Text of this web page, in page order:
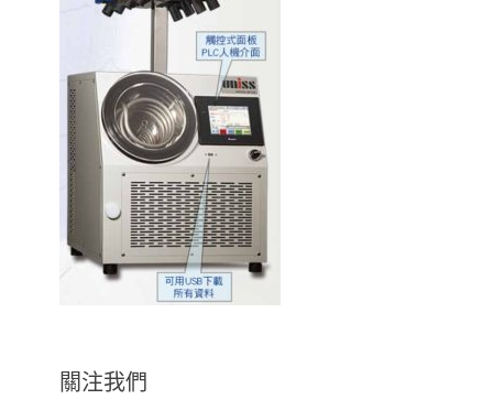
關注我們